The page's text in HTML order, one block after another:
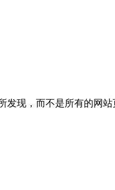
现，而不是所有的网